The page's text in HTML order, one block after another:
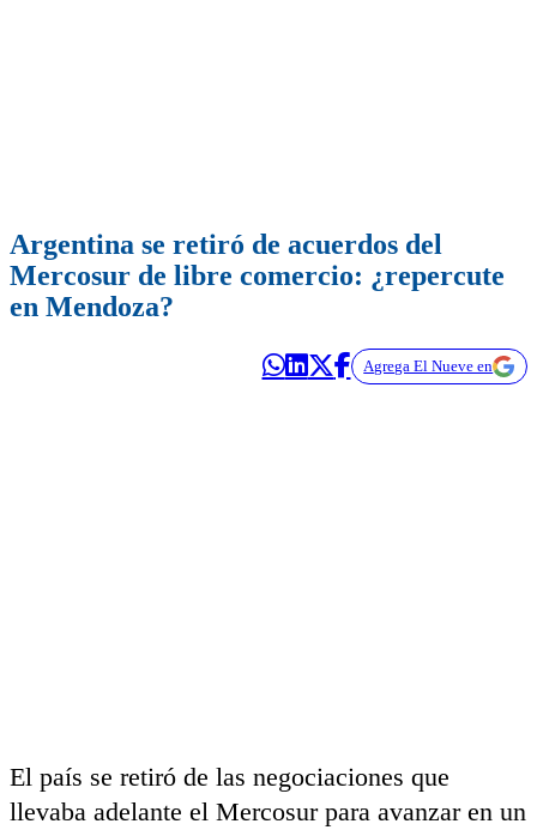
Argentina se retiró de acuerdos del
Mercosur de libre comercio: ¿repercute
en Mendoza?
Agrega El Nueve en
El país se retiró de las negociaciones que
llevaba adelante el Mercosur para avanzar en un